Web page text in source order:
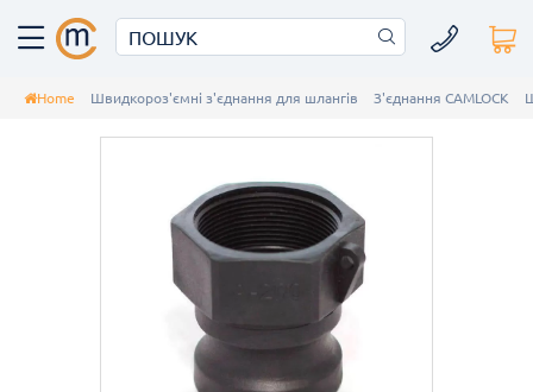
Home Швидкороз'ємні з'єднання для шлангів З'єднання CAMLOCK